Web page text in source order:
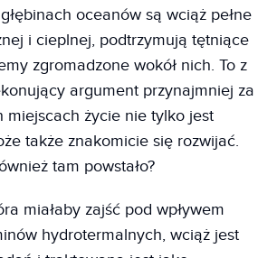
oceanów są wciąż pełne
i cieplnej, podtrzymują tętniące
zgromadzone wokół nich. To z
argument przynajmniej za
miejscach życie nie tylko jest
także znakomicie się rozwijać.
tam powstało?
miałaby zajść pod wpływem
hydrotermalnych, wciąż jest